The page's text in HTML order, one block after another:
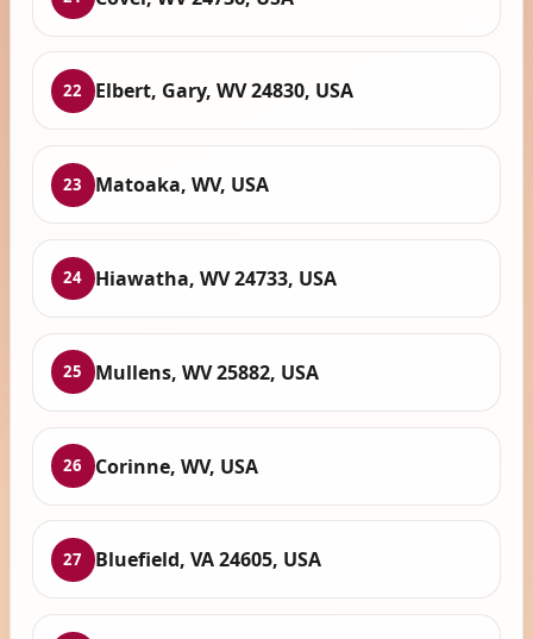
22 Elbert, Gary, WV 24830, USA
23 Matoaka, WV, USA
24 Hiawatha, WV 24733, USA
25 Mullens, WV 25882, USA
26 Corinne, WV, USA
27 Bluefield, VA 24605, USA